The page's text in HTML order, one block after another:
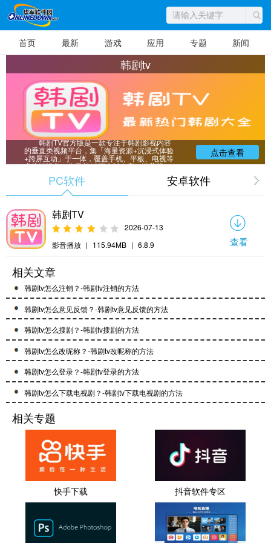
首页 最新 游戏 应用 专题 新闻
韩剧tv
韩剧TV官方版是一款专注于韩剧影视内容
的垂直类视频平台，集「海量资源+沉浸式体验
+跨屏互动」于一体，覆盖手机、平板、电视等
多终端设备。收录超10万小时内容，涵盖韩
与HDR动态增强，提供手机切换到电视时自动
同步播放进度与画质设置，可自动记录观看进
度并生成个性化追剧日历，支持多人语音控制
点击查看
PC软件 安卓软件
韩剧TV
2026-07-13
影音播放 | 115.94MB | 6.8.9 查看
相关文章
韩剧tv怎么注销？-韩剧tv注销的方法
韩剧tv怎么意见反馈？-韩剧tv意见反馈的方法
韩剧tv怎么搜剧？-韩剧tv搜剧的方法
韩剧tv怎么改昵称？-韩剧tv改昵称的方法
韩剧tv怎么登录？-韩剧tv登录的方法
韩剧tv怎么下载电视剧？-韩剧tv下载电视剧的方法
相关专题
快手下载 抖音软件专区